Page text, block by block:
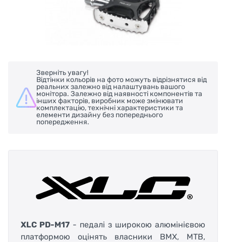
Зверніть увагу!
Відтінки кольорів на фото можуть відрізнятися від
реальних залежно від налаштувань вашого
монітора. Залежно від наявності компонентів та
інших факторів, виробник може змінювати
комплектацію, технічні характеристики та
елементи дизайну без попереднього
попередження.
XLC PD-M17 - педалі з широкою алюмінієвою
платформою оцінять власники ВМХ, МTB,